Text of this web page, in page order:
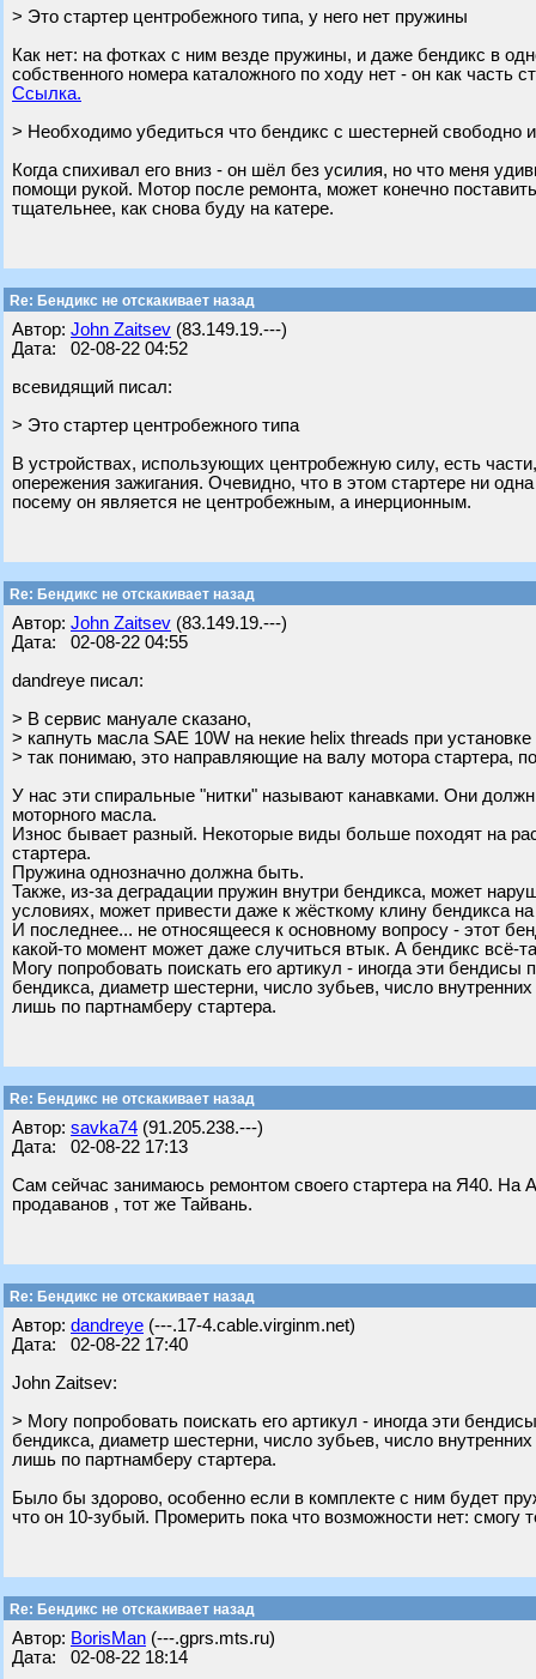
> Это стартер центробежного типа, у него нет пружины
Как нет: на фотках с ним везде пружины, и даже бендикс в
собственного номера каталожного по ходу нет - он как часть
Ссылка.
> Необходимо убедиться что бендикс с шестерней свободно
Когда спихивал его вниз - он шёл без усилия, но что меня
помощи рукой. Мотор после ремонта, может конечно
тщательнее, как снова буду на катере.
Re: Бендикс не отскакивает назад
Автор: John Zaitsev (83.149.19.---)
Дата: 02-08-22 04:52
всевидящий писал:
> Это стартер центробежного типа
В устройствах, использующих центробежную силу, есть
опережения зажигания. Очевидно, что в этом стартере ни
посему он является не центробежным, а инерционным.
Re: Бендикс не отскакивает назад
Автор: John Zaitsev (83.149.19.---)
Дата: 02-08-22 04:55
dandreye писал:
> В сервис мануале сказано,
> капнуть масла SAE 10W на некие helix threads при
> так понимаю, это направляющие на валу мотора стартера,
У нас эти спиральные "нитки" называют канавками. Они
моторного масла.
Износ бывает разный. Некоторые виды больше походят на
стартера.
Пружина однозначно должна быть.
Также, из-за деградации пружин внутри бендикса, может
условиях, может привести даже к жёсткому клину бендикса
И последнее... не относящееся к основному вопросу - этот
какой-то момент может даже случиться втык. А бендикс всё-
Могу попробовать поискать его артикул - иногда эти
бендикса, диаметр шестерни, число зубьев, число
лишь по партнамберу стартера.
Re: Бендикс не отскакивает назад
Автор: savka74 (91.205.238.---)
Дата: 02-08-22 17:13
Сам сейчас занимаюсь ремонтом своего стартера на Я40.
продаванов , тот же Тайвань.
Re: Бендикс не отскакивает назад
Автор: dandreye (---.17-4.cable.virginm.net)
Дата: 02-08-22 17:40
John Zaitsev:
> Могу попробовать поискать его артикул - иногда эти
бендикса, диаметр шестерни, число зубьев, число
лишь по партнамберу стартера.
Было бы здорово, особенно если в комплекте с ним будет
что он 10-зубый. Промерить пока что возможности нет:
Re: Бендикс не отскакивает назад
Автор: BorisMan (---.gprs.mts.ru)
Дата: 02-08-22 18:14